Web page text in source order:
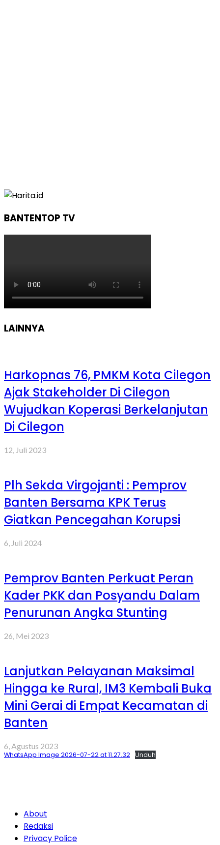
BANTENTOP TV
LAINNYA
Harkopnas 76, PMKM Kota Cilegon
Ajak Stakeholder Di Cilegon
Wujudkan Koperasi Berkelanjutan
Di Cilegon
12, Juli 2023
Plh Sekda Virgojanti : Pemprov
Banten Bersama KPK Terus
Giatkan Pencegahan Korupsi
6, Juli 2024
Pemprov Banten Perkuat Peran
Kader PKK dan Posyandu Dalam
Penurunan Angka Stunting
26, Mei 2023
Lanjutkan Pelayanan Maksimal
Hingga ke Rural, IM3 Kembali Buka
Mini Gerai di Empat Kecamatan di
Banten
6, Agustus 2023
WhatsApp Image 2026-07-22 at 11.27.32 Unduh
About
Redaksi
Privacy Police